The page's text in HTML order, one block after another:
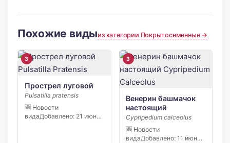
Похожие видыиз категории Покрытосеменные →
3
Прострел луговой
Pulsatilla pratensis
🆕 Новости
видаДобавлено: 21 июня
3
Венерин башмачок
настоящий
Cypripedium calceolus
🆕 Новости
видаДобавлено: 11 июня